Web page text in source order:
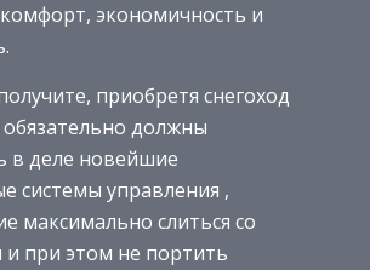
экономичность и
приобретя снегоход
должны
в деле новейшие
системы управления ,
максимально слиться со
и при этом не портить